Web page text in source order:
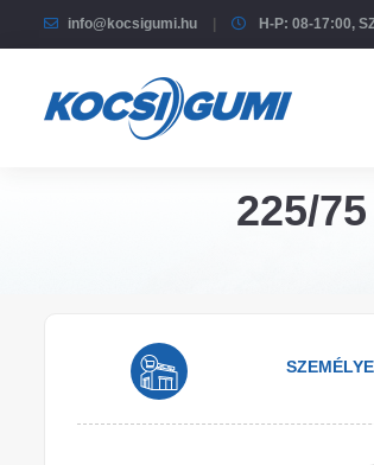
info@kocsigumi.hu H-P: 08-17:00,
225/